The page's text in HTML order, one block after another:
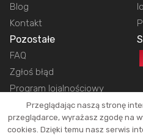
Blog
Kontakt
Pozostałe
FAQ
Zgłoś błąd
Program lojalnościowy
Copyright © 2026 HotShops.pl
Przeglądając naszą stronę
przeglądarce, wyrażasz zgodę na
cookies. Dzięki temu nasz serwis